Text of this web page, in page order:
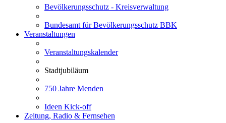
Bevölkerungsschutz - Kreisverwaltung
Bundesamt für Bevölkerungsschutz BBK
Veranstaltungen
Veranstaltungskalender
Stadtjubiläum
750 Jahre Menden
Ideen Kick-off
Zeitung, Radio & Fernsehen